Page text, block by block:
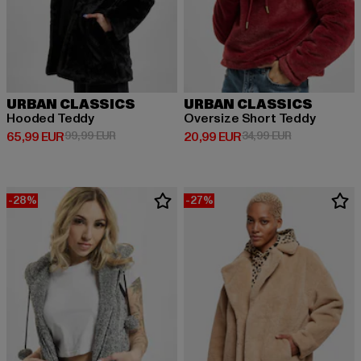
URBAN CLASSICS
Hooded Teddy
65,99 EUR
Derzeitiger Preis: 65,99 EUR
99,99 EURAktionspreis: 99,99 EUR
URBAN CLASSICS
Oversize Short Teddy
20,99 EUR
Derzeitiger Preis: 20,99 EUR
34,99 EURAktionspreis:
-28% -27%